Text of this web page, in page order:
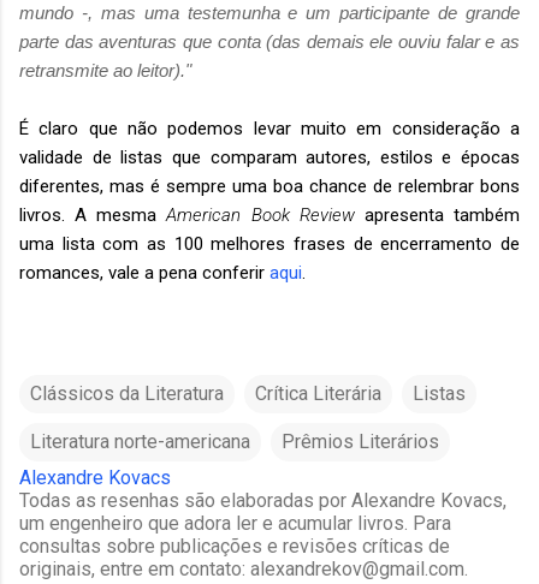
mundo -, mas uma testemunha e um participante de grande
parte das aventuras que conta (das demais ele ouviu falar e as
retransmite ao leitor)."
É claro que não podemos levar muito em consideração a
validade de listas que comparam autores, estilos e épocas
diferentes, mas é sempre uma boa chance de relembrar bons
livros. A mesmaAmerican Book Reviewapresenta também
uma lista com as 100 melhores frases de encerramento de
romances, vale a pena conferir aqui
Clássicos da Literatura Crítica Literária Listas
Literatura norte-americana
Prêmios Literários
Alexandre Kovacs
Todas as resenhas são elaboradas por Alexandre Kovacs,
um engenheiro que adora ler e acumular livros. Para
consultas sobre publicações e revisões críticas de
originais, entre em contato: alexandrekov@gmail.com.